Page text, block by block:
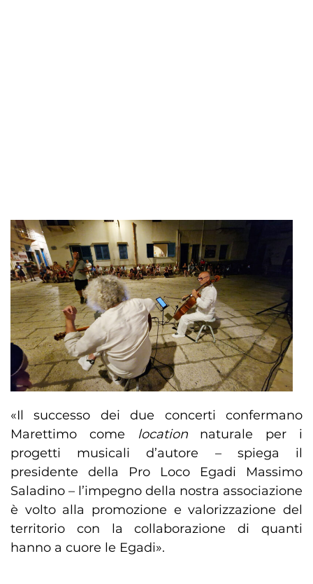
«Il successo dei due concerti confermano
Marettimo come locationnaturale per i
progetti musicali d’autore – spiega il
presidente della Pro Loco Egadi Massimo
Saladino – l’impegno della nostra associazione
è volto alla promozione e valorizzazione del
territorio con la collaborazione di quanti
hanno a cuore le Egadi».